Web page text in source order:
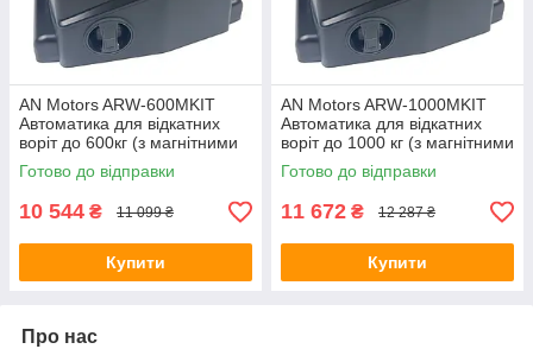
AN Motors ARW-600MKIT
Автоматика для відкатних
воріт до 600кг (з магнітними
кінцевими вимикачами)
Готово до відправки
10 544 ₴ 11 099 ₴
Купити
AN Motors ARW-1000MKIT
Автоматика для відкатних
воріт до 1000 кг (з магнітними
кінцевими вимикачами)
Готово до відправки
11 672 ₴ 12 287 ₴
Купити
Про нас